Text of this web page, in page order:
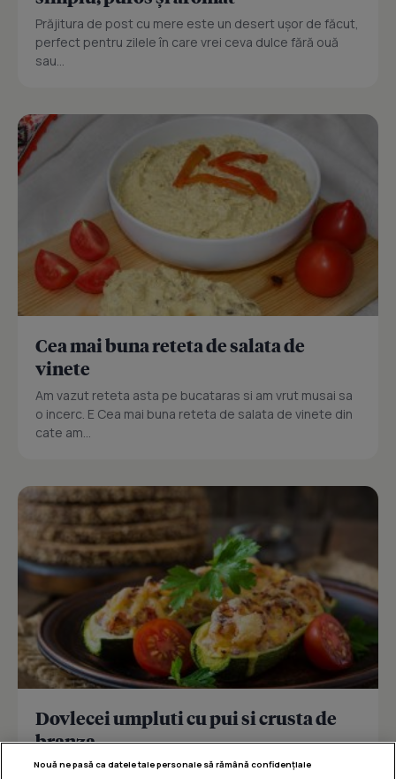
Prăjitura de post cu mere este un desert ușor de făcut,
perfect pentru zilele în care vrei ceva dulce fără ouă
sau...
Cea mai buna reteta de salata de
vinete
Am vazut reteta asta pe bucataras si am vrut musai sa
o incerc. E Cea mai buna reteta de salata de vinete din
cate am...
Dovlecei umpluti cu pui si crusta de
branza
Reteta delicioasa de dovlecei umpluti cu pui si crusta
Nouă ne pasă ca datele tale personale să rămână confidențiale